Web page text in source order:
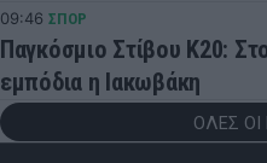
09:46 ΣΠΟΡ
Παγκόσμιο Στίβου Κ20:
εμπόδια η Ιακωβάκη
ΟΛΕΣ ΟΙ